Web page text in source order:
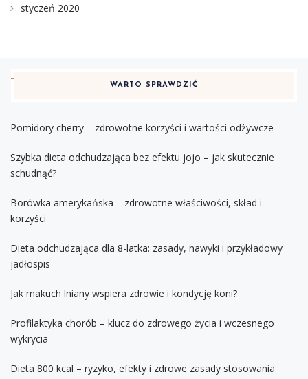
styczeń 2020
WARTO SPRAWDZIĆ
Pomidory cherry – zdrowotne korzyści i wartości odżywcze
Szybka dieta odchudzająca bez efektu jojo – jak skutecznie
schudnąć?
Borówka amerykańska – zdrowotne właściwości, skład i
korzyści
Dieta odchudzająca dla 8-latka: zasady, nawyki i przykładowy
jadłospis
Jak makuch lniany wspiera zdrowie i kondycję koni?
Profilaktyka chorób – klucz do zdrowego życia i wczesnego
wykrycia
Dieta 800 kcal – ryzyko, efekty i zdrowe zasady stosowania